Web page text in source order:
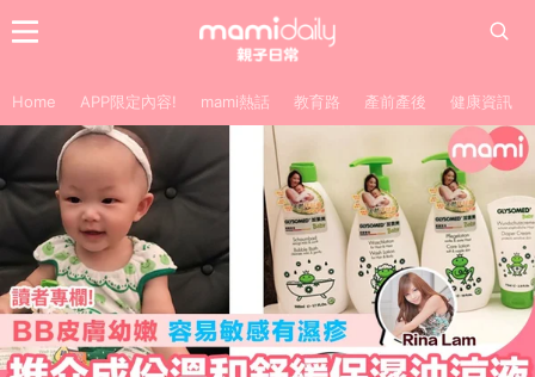
Home APP限定內容! mami熱話 教育路 產前產後 健康資訊